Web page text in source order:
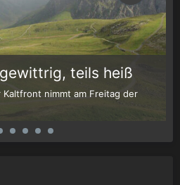
teils heiß
nimmt am Freitag der